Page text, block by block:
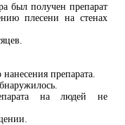
был получен препарат
плесени на стенах
препарата.
на людей не